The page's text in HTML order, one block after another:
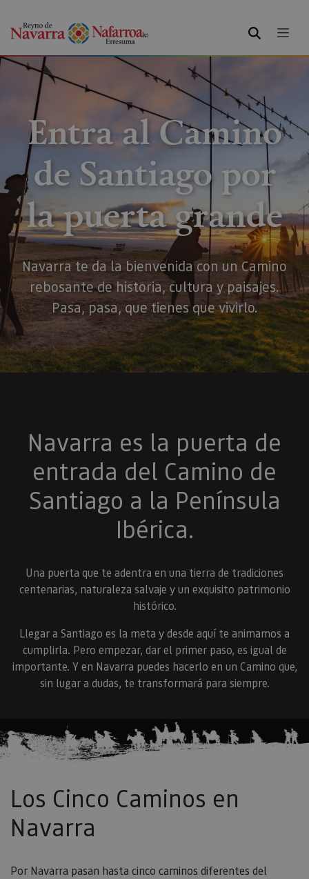
BUSCAR
Entra al Camino
de Santiago por
la puerta grande
Navarra te da la bienvenida con un Camino
rebosante de historia, cultura y paisajes.
Pasa, pasa, que tienes que vivirlo.
Navarra es la puerta de
entrada del Camino de
Santiago a la Península
Ibérica.
Una puerta que te adentra en una tierra de tradiciones
centenarias, naturaleza salvaje y un exquisito patrimonio
histórico.
Llegar a Santiago es la meta y desde aquí te animamos a
cumplirla. Pero empezar, dar el primer paso, es igual de
importante. Y en Navarra puedes hacerlo en un Camino que,
sin lugar a dudas, te transformará para siempre.
Los Cinco Caminos en
Navarra
Por Navarra pasan hasta cinco caminos diferentes del